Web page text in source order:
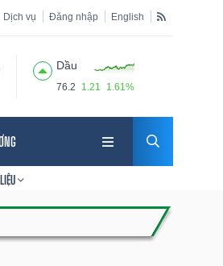
Dịch vụ Đăng nhập English
Dầu
76.2 1.21 1.61%